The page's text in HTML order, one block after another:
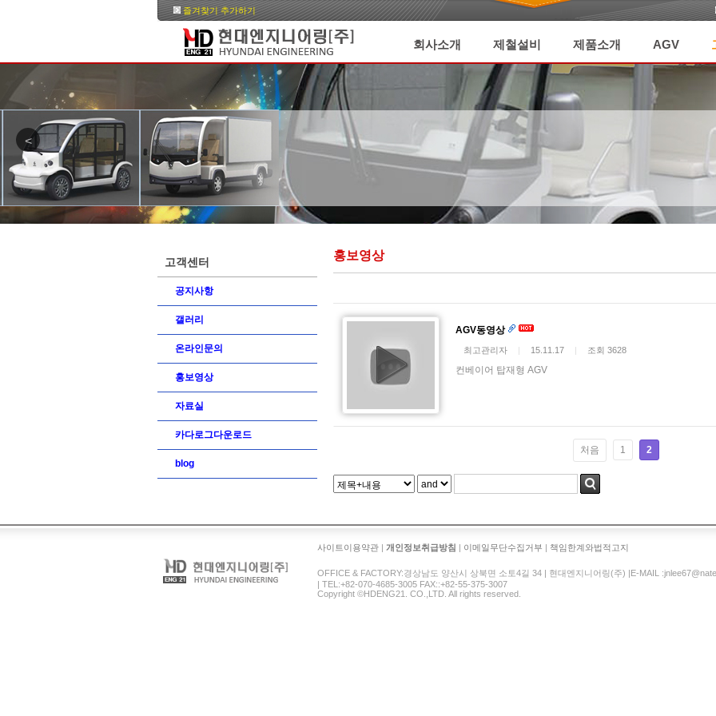
즐겨찾기 추가하기
회사소개 제철설비 제품소개 AGV
<
고객센터
공지사항
갤러리
온라인문의
홍보영상
자료실
카다로그다운로드
blog
홍보영상
AGV동영상
최고관리자 | 15.11.17 | 조회 3628
컨베이어 탑재형 AGV
처음 1 2
사이트이용약관 | 개인정보취급방침 | 이메일무단수집거부 | 책임한계와법적고지
OFFICE & FACTORY:경상남도 양산시 상북면 소토4길 34 | 현대엔지니어링(주) |E-MAIL
| TEL:+82-070-4685-3005 FAX::+82-55-375-3007
Copyright ©HDENG21. CO.,LTD. All rights reserved.